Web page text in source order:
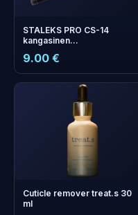
STALEKS PRO CS-14
kangasinen
9.00 €
Cuticle remover treat.s 30
ml